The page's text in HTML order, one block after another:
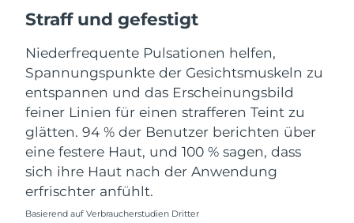
Straff und gefestigt
Niederfrequente Pulsationen helfen,
Spannungspunkte der Gesichtsmuskeln zu
entspannen und das Erscheinungsbild
feiner Linien für einen strafferen Teint zu
glätten. 94 % der Benutzer berichten über
eine festere Haut, und 100 % sagen, dass
sich ihre Haut nach der Anwendung
erfrischter anfühlt.
Basierend auf Verbraucherstudien Dritter
Katar
Réunion
Erwartete Lieferung
14/08/2026
Rumänien
Erwartete Lieferung
09/08/2026
Russland
Erwartete Lieferung
17/08/2026
Saudi-Arabien